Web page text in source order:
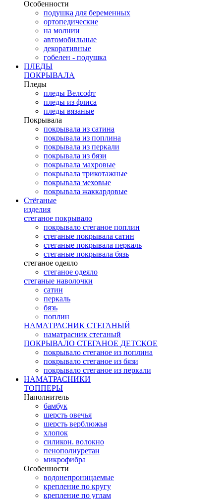
Особенности
подушка для беременных
ортопедические
на молнии
автомобильные
декоративные
гобелен - подушка
ПЛЕДЫ
ПОКРЫВАЛА
Пледы
пледы Велсофт
пледы из флиса
пледы вязаные
Покрывала
покрывала из сатина
покрывала из поплина
покрывала из перкали
покрывала из бязи
покрывала махровые
покрывала трикотажные
покрывала меховые
покрывала жаккардовые
Стёганые
изделия
стеганое покрывало
покрывало стеганое поплин
стеганые покрывала сатин
стеганые покрывала перкаль
стеганые покрывала бязь
стеганое одеяло
стеганое одеяло
стеганые наволочки
сатин
перкаль
бязь
поплин
НАМАТРАСНИК СТЕГАНЫЙ
наматрасник стеганый
ПОКРЫВАЛО СТЕГАНОЕ ДЕТСКОЕ
покрывало стеганое из поплина
покрывало стеганое из бязи
покрывало стеганое из перкали
НАМАТРАСНИКИ
ТОППЕРЫ
Наполнитель
бамбук
шерсть овечья
шерсть верблюжья
хлопок
силикон. волокно
пенополиуретан
микрофибра
Особенности
водонепроницаемые
крепление по кругу
крепление по углам